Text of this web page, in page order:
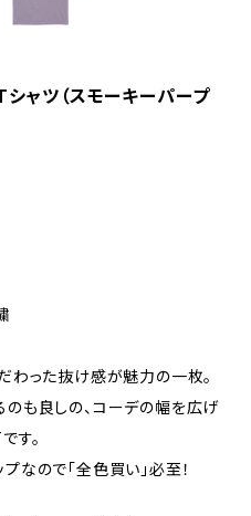
ャツ（スモーキーパープ
わった抜け感が魅力の一枚。
も良しの、コーデの幅を広げ
す。
なので「全色買い」必至！